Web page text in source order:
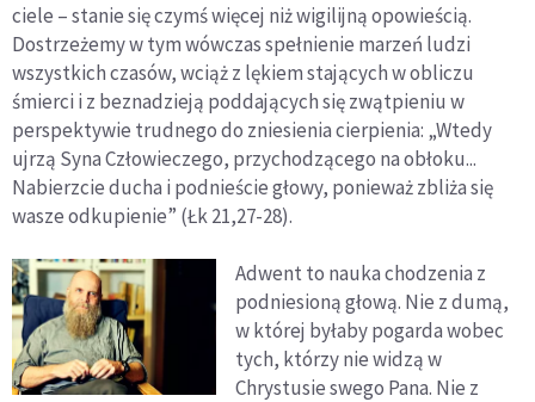
ciele – stanie się czymś więcej niż wigilijną opowieścią.
Dostrzeżemy w tym wówczas spełnienie marzeń ludzi
wszystkich czasów, wciąż z lękiem stających w obliczu
śmierci i z beznadzieją poddających się zwątpieniu w
perspektywie trudnego do zniesienia cierpienia: „Wtedy
ujrzą Syna Człowieczego, przychodzącego na obłoku...
Nabierzcie ducha i podnieście głowy, ponieważ zbliża się
wasze odkupienie” (Łk 21,27-28).
Adwent to nauka chodzenia z
podniesioną głową. Nie z dumą,
w której byłaby pogarda wobec
tych, którzy nie widzą w
Chrystusie swego Pana. Nie z